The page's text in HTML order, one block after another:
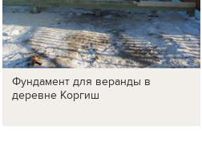
Фундамент для веранды в
деревне Коргиш